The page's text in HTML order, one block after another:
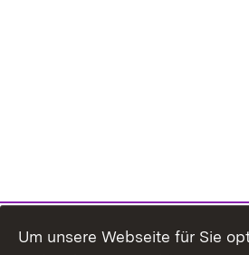
Um unsere Webseite für Sie